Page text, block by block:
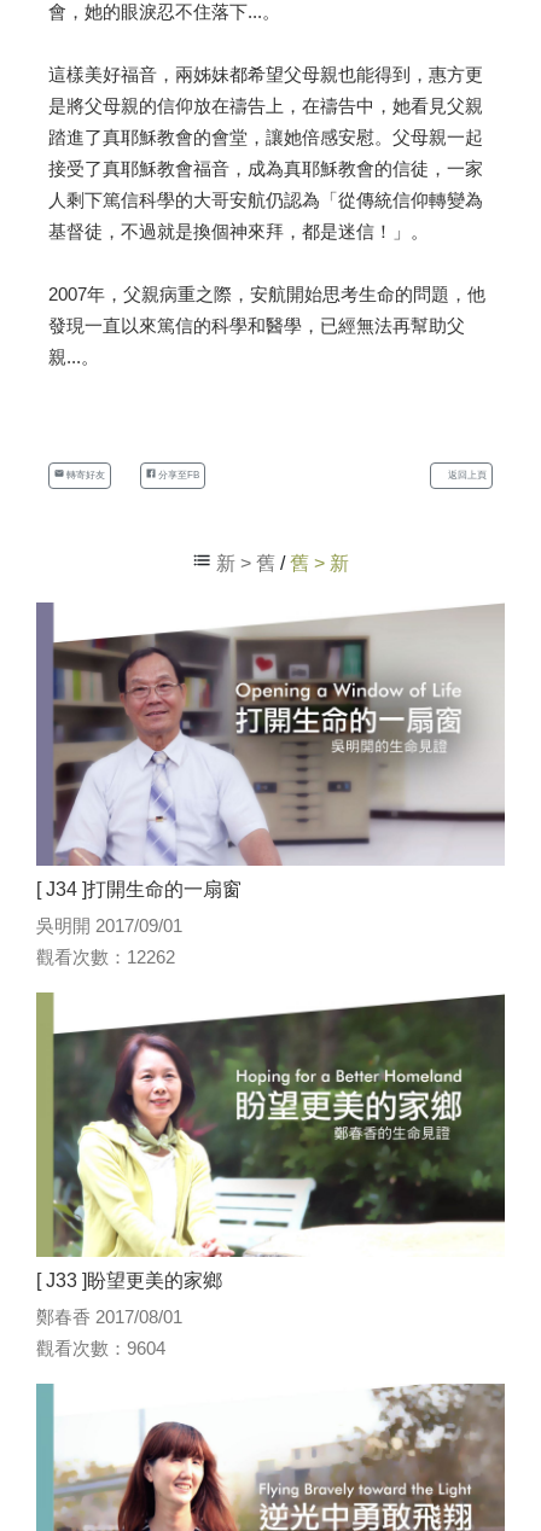
會，她的眼淚忍不住­落下...。
這樣美好福音，兩姊妹都希望父母親也能得到，惠方更
是將父母親的信仰放在禱告上，在禱告中，她看見父親
踏進了真耶穌教會的會堂，讓她倍感安慰。父母親一起
接受了真耶穌教會­福音，成為真耶穌教會的信徒，一家
人剩下篤信科學的大哥安航仍認為「從傳統信仰轉變為
基督徒，不過就是換個神來拜，都是迷信！」。
2007年，父親病重之際，安航開始思考生命的問題，他
發現一直以來篤信的科學和醫學，已經無法再幫助父
親...。
轉寄好友 分享至FB 返回上頁
新 > 舊 /舊 > 新
[ J34 ]打開生命的一扇窗
吳明開 2017/09/01
觀看次數：12262
[ J33 ]盼望更美的家鄉
鄭春香 2017/08/01
觀看次數：9604